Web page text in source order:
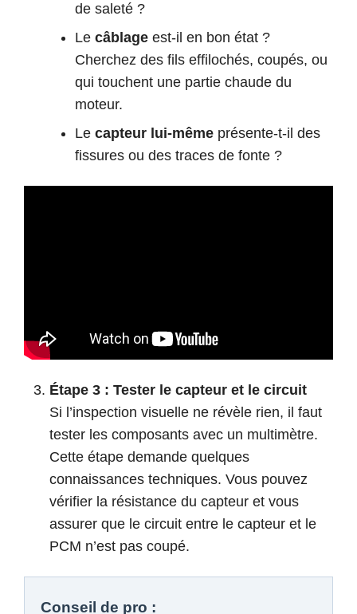
de saleté ?
Le câblage est-il en bon état ?
Cherchez des fils effilochés, coupés, ou
qui touchent une partie chaude du
moteur.
Le capteur lui-même présente-t-il des
fissures ou des traces de fonte ?
Étape 3 : Tester le capteur et le circuit
Si l’inspection visuelle ne révèle rien, il faut
tester les composants avec un multimètre.
Cette étape demande quelques
connaissances techniques. Vous pouvez
vérifier la résistance du capteur et vous
assurer que le circuit entre le capteur et le
PCM n’est pas coupé.
Conseil de pro :